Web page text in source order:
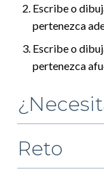
Escribe o
pertenezca
Escribe o
pertenezca
Reto